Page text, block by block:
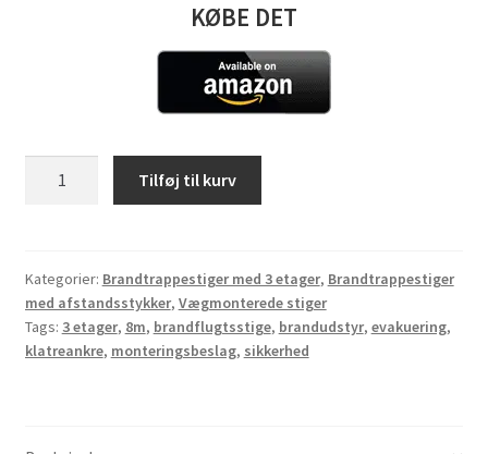
KØBE DET
med
Monteringsbeslag
(Klatreankre)
antal
Tilføj til kurv
Kategorier: Brandtrappestiger med 3 etager, Brandtrappestiger
med afstandsstykker, Vægmonterede stiger
Tags: 3 etager, 8m, brandflugtsstige, brandudstyr, evakuering,
klatreankre, monteringsbeslag, sikkerhed